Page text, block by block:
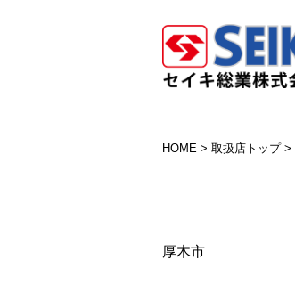
HOME > 取扱店トップ>
厚木市